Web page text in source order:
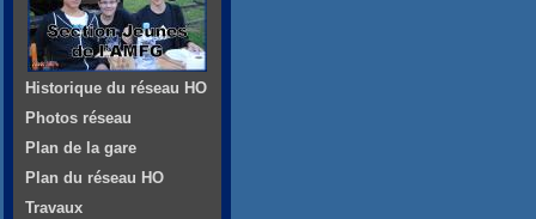
Historique du réseau HO
Photos réseau
Plan de la gare
Plan du réseau HO
Travaux